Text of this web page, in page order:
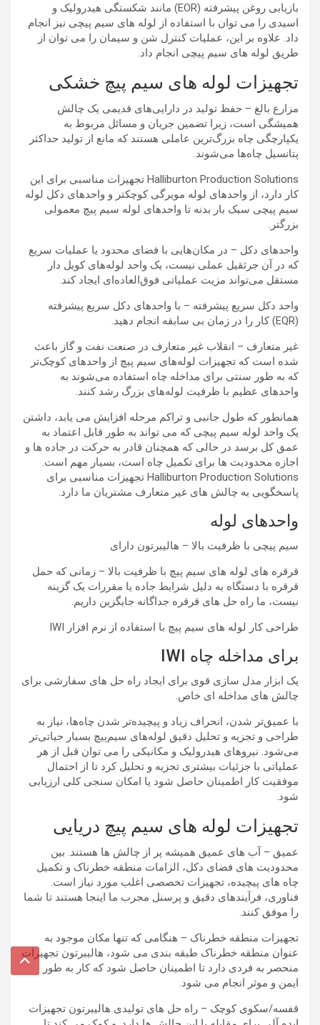
بازیابی روغن پیشرفته (EOR) مانند شکستگی هیدرولیک و
اسیدی را می توان با استفاده از لوله های سیم پیچی نیز انجام
داد. علاوه بر این، عملیات کنترل شن و سیمان را می توان از
طریق لوله های سیم پیچی انجام داد.
تجهیزات لوله های سیم پیچ خشکی
مزارع بالغ – حفظ تولید در دارایی‌های قدیمی یک چالش
همیشگی است، زیرا تضمین جریان و مسائل مربوط به
یکپارچگی چاه بزرگ‌ترین عاملی هستند که مانع از تولید حداکثر
پتانسیل چاه‌ها می‌شوند.
Halliburton Production Solutions تجهیزات مناسبی برای این
کار دارد، از واحدهای لوله مویرگی کوچکتر و واحدهای دکل لوله
سیم پیچی سبک بار بدنه تا واحدهای لوله سیم پیچ معمولی
بزرگتر.
واحدهای دکل – در مکان‌هایی با فضای محدود یا عملیات سریع
که در آن جرثقیل عملی نیست، یک واحد لوله‌های کویل دار
مستقل می‌تواند مزیت عملیاتی فوق‌العاده‌ای ایجاد کند.
واحد دکل سریع پیشرفته – با واحدهای دکل سریع پیشرفته
(EQR) کار را در زمان بی سابقه انجام دهید.
غیر متعارف – انقلاب غیر متعارف در صنعت نفت و گاز باعث
شده است که تجهیزات لوله‌های سیم پیچ از واحدهای کوچک‌تر
که به طور سنتی برای مداخله چاه استفاده می‌شوند به
واحدهای عظیم با ظرفیت لوله‌های بزرگ رشد کنند.
همانطور که طول جانبی و تراکم مرحله افزایش می یابد، داشتن
یک واحد لوله سیم پیچی که می تواند به طور قابل اعتماد به
عمق کل برسد در حالی که همچنان قادر به حرکت در جاده ها و
اجازه محدودیت ها برای تکمیل چاه است، بسیار مهم است.
Halliburton Production Solutions تجهیزات مناسبی برای
پاسخگویی به چالش های غیر متعارف مشتریان ما دارد.
واحدهای لوله
سیم پیچی با ظرفیت بالا – هالیبرتون دارای
قرقره های لوله های سیم پیچ با ظرفیت بالا – زمانی که حمل
قرقره با دستگاه به دلیل شرایط جاده یا مقررات یک گزینه
نیست، ما راه حل های قرقره جداگانه جایگزین داریم.
طراحی کار لوله های سیم پیچ با استفاده از نرم افزار IWI
برای مداخله چاه IWI
یک ابزار مدل سازی قوی برای ایجاد راه حل های سفارشی برای
چالش های مداخله ای خاص.
با عمیق‌تر شدن، انحراف زیاد و پیچیده‌تر شدن چاه‌ها، نیاز به
طراحی و تجزیه و تحلیل دقیق لوله‌های سیم‌پیچ بسیار حیاتی‌تر
می‌شود. نیروهای هیدرولیک و مکانیکی را می توان قبل از هر
عملیاتی با جزئیات بیشتری تجزیه و تحلیل کرد تا از احتمال
موفقیت کار اطمینان حاصل شود یا امکان سنجی کلی ارزیابی
شود.
تجهیزات لوله های سیم پیچ دریایی
عمیق – آب های عمیق همیشه پر از چالش ها هستند. بین
محدودیت های فضای دکل، الزامات منطقه خطرناک و تکمیل
چاه های پیچیده، تجهیزات تخصصی اغلب مورد نیاز است.
فناوری، فرآیندهای دقیق و پرسنل مجرب ما اینجا هستند تا شما
را موفق کنند.
تجهیزات منطقه خطرناک – هنگامی که تنها مکان موجود به
عنوان منطقه خطرناک طبقه بندی می شود، هالیبرتون تجهیزات
منحصر به فردی دارد تا اطمینان حاصل شود که کار به طور
ایمن و موثر انجام می شود.
قفسه/سکوی کوچک – راه حل های تولیدی هالیبرتون تجهیزات